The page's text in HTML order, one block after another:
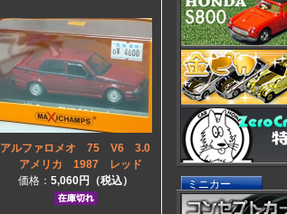
アルファロメオ 75 V6 3.0
アメリカ 1987 レッド
価格： 5,060円（税込） ミニカー